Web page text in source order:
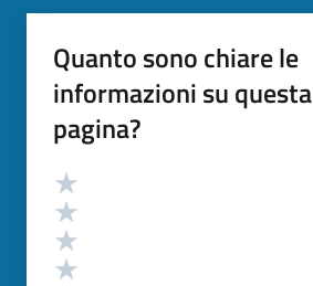
Quanto sono chiare le
informazioni su questa
pagina?
Valutazione